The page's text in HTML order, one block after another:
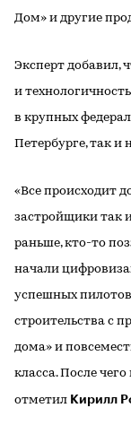
Дом» и другие
Эксперт добавил,
и
в крупных
Петербурге, так и
«Все происходит
застройщики так
раньше, кто-то
начали
успешных
строительства с
дома» и
класса. После
отметил Кирилл